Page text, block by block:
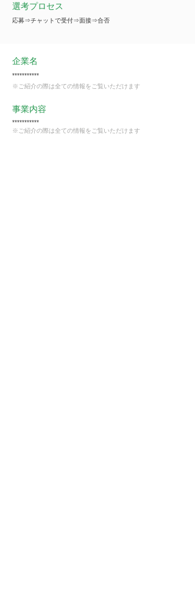
選考プロセス
応募⇒チャットで受付⇒面接⇒合否
企業名
***********
※ご紹介の際は全ての情報をご覧いただけます
事業内容
***********
※ご紹介の際は全ての情報をご覧いただけます